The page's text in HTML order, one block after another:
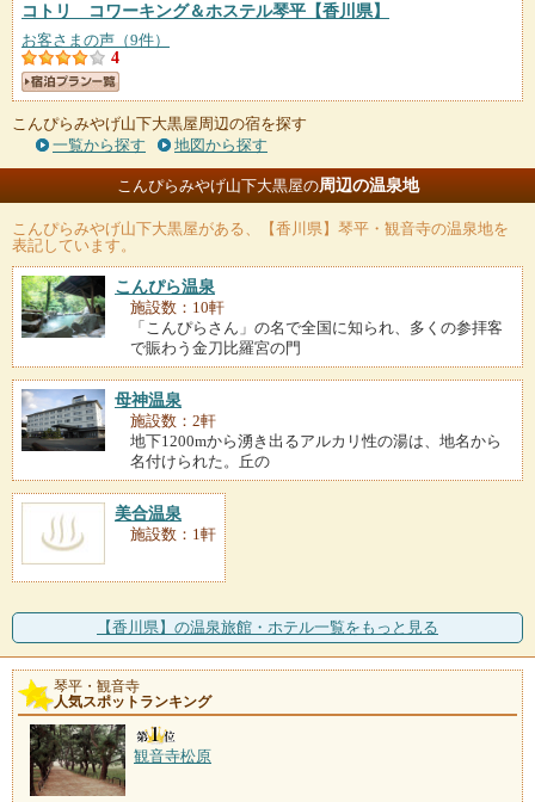
コトリ コワーキング＆ホステル琴平 【香川県】
お客さまの声（9件）
4
こんぴらみやげ山下大黒屋周辺の宿を探す
一覧から探す
地図から探す
こんぴらみやげ山下大黒屋の周辺の温泉地
こんぴらみやげ山下大黒屋がある、【香川県】琴平・観音寺の温泉地を
表記しています。
こんぴら温泉
施設数：10軒
「こんぴらさん」の名で全国に知られ、多くの参拝客
で賑わう金刀比羅宮の門
母神温泉
施設数：2軒
地下1200mから湧き出るアルカリ性の湯は、地名から
名付けられた。丘の
美合温泉
施設数：1軒
【香川県】の温泉旅館・ホテル一覧をもっと見る
琴平・観音寺
人気スポットランキング
観音寺松原